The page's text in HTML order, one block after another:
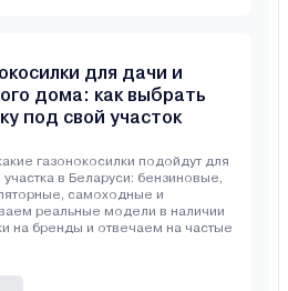
для дачи и
дома: как выбрать
под свой участок
газонокосилки подойдут для
в Беларуси: бензиновые,
самоходные и
реальные модели в наличии
на бренды и отвечаем на частые